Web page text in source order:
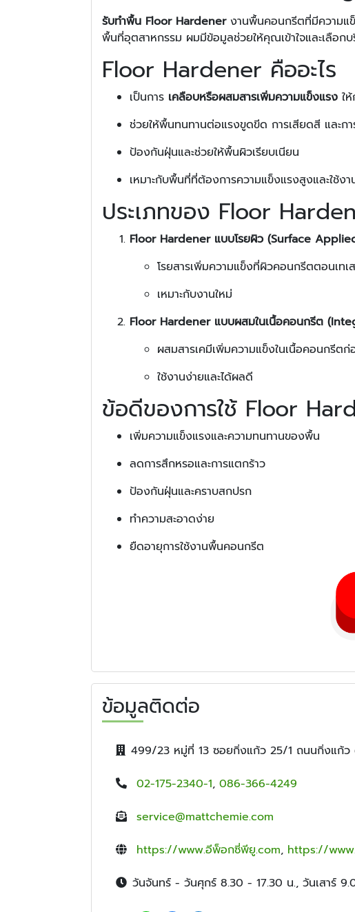
รับทำพื้น Floor Hardenerงานพื้นคอนกรีตที่มีความแข็
พื้นที่อุตสาหกรรม ผมมีข้อมูลช่วยให้คุณเข้าใจและเลือกบ
Floor Hardener คืออะไร
เป็นการ เคลือบหรือผสมสารเพิ่มความแข็งแรง ใ
ช่วยให้พื้นทนทานต่อแรงขูดขีด การเสียดสี และก
ป้องกันฝุ่นและช่วยให้พื้นผิวเรียบเนียน
เหมาะกับพื้นที่ที่ต้องการความแข็งแรงสูงและใช้ง
ประเภทของ Floor
Floor Hardener แบบโรยผิว (Surface
โรยสารเพิ่มความแข็งที่ผิวคอนกรีตตอนเทเ
เหมาะกับงานใหม่
Floor Hardener แบบผสมในเนื้อคอนกรีต
ผสมสารเคมีเพิ่มความแข็งในเนื้อคอนกรีตก่
ใช้งานง่ายและได้ผลดี
ข้อดีของการใช้ Floor
เพิ่มความแข็งแรงและความทนทานของพื้น
ลดการสึกหรอและการแตกร้าว
ป้องกันฝุ่นและคราบสกปรก
ทำความสะอาดง่าย
ยืดอายุการใช้งานพื้นคอนกรีต
ข้อมูลติดต่อ
499/23 หมู่ที่ 13 ซอยกิ่งแก้ว 25/1 ถนนกิ่งแก้ว
02-175-2340-1, 086-366-4249
service@mattchemie.com
https://www.อีพ็อกซี่พียู.com, https://
วันจันทร์ - วันศุกร์ 8.30 - 17.30 น., วันเสาร์